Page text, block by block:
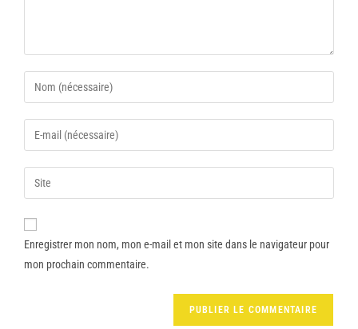
Enregistrer mon nom, mon e-mail et mon site dans le navigateur pour
mon prochain commentaire.